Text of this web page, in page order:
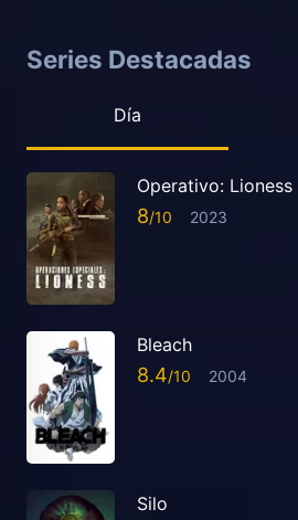
Series Destacadas
Día
Operativo: Lioness
8 2023
Bleach
8.4 2004
Silo